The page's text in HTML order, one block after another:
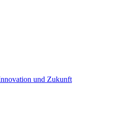
und Zukunft